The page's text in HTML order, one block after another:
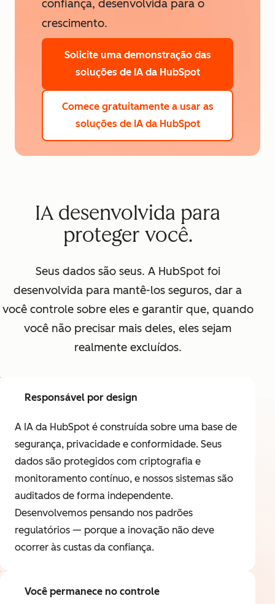
confiança, desenvolvida para o
crescimento.
Solicite uma demonstração das
soluções de IA da HubSpot
Comece gratuitamente a usar as
soluções de IA da HubSpot
IA desenvolvida para
proteger você.
Seus dados são seus. A HubSpot foi
desenvolvida para mantê-los seguros, dar a
você controle sobre eles e garantir que, quando
você não precisar mais deles, eles sejam
realmente excluídos.
Responsável por design
A IA da HubSpot é construída sobre uma base de
segurança, privacidade e conformidade. Seus
dados são protegidos com criptografia e
monitoramento contínuo, e nossos sistemas são
auditados de forma independente.
Desenvolvemos pensando nos padrões
regulatórios — porque a inovação não deve
ocorrer às custas da confiança.
Você permanece no controle